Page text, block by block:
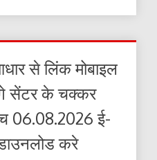
से लिंक मोबाइल
सेंटर के चक्कर
06.08.2026 ई-
करे